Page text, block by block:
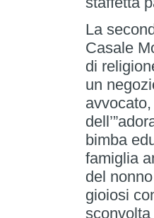
La
Casale
di
un
bimba
famiglia
del
gioiosi